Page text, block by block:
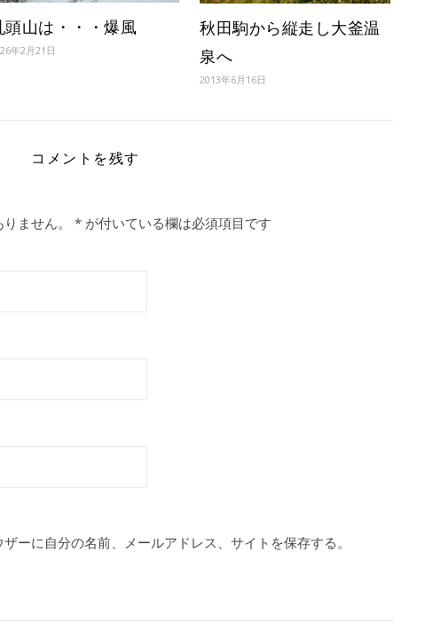
頭山は・・・爆風
年2月21日
秋田駒から縦走し大釜温
泉へ
2013年6月16日
コメントを残す
ません。 * が付いている欄は必須項目です
ーに自分の名前、メールアドレス、サイトを保存する。